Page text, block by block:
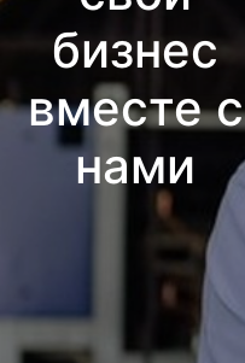
бизнес
вместе с
нами